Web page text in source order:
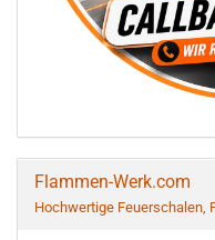
Flammen-Werk.com
Hochwertige Feuerschalen,